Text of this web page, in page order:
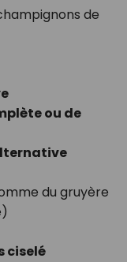
de
ou de
du gruyère
ciselé